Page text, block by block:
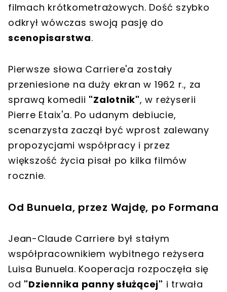
filmach krótkometrażowych. Dość szybko
odkrył wówczas swoją pasję do
scenopisarstwa.
Pierwsze słowa Carriere'a zostały
przeniesione na duży ekran w 1962 r., za
sprawą komedii "Zalotnik", w reżyserii
Pierre Etaix'a. Po udanym debiucie,
scenarzysta zaczął być wprost zalewany
propozycjami współpracy i przez
większość życia pisał po kilka filmów
rocznie.
Od Bunuela, przez Wajdę, po Formana
Jean-Claude Carriere był stałym
współpracownikiem wybitnego reżysera
Luisa Bunuela. Kooperacja rozpoczęła się
od "Dziennika panny służącej" i trwała